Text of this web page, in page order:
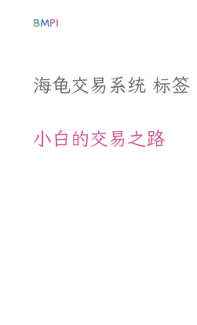
BMPI
海龟交易系统 标签
小白的交易之路